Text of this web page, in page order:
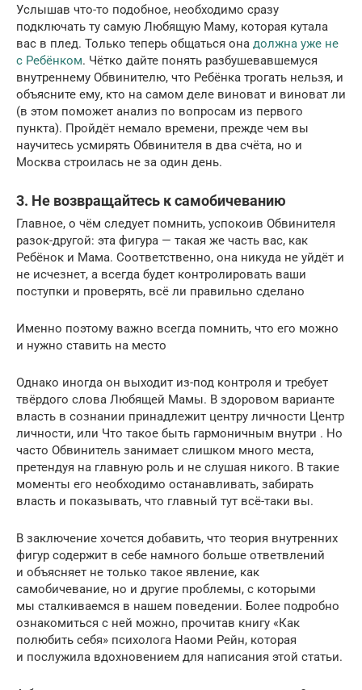
Услышав что-то подобное, необходимо сразу
подключать ту самую Любящую Маму, которая кутала
вас в плед. Только теперь общаться она должна уже не
с Ребёнком. Чётко дайте понять разбушевавшемуся
внутреннему Обвинителю, что Ребёнка трогать нельзя, и
объясните ему, кто на самом деле виноват и виноват ли
(в этом поможет анализ по вопросам из первого
пункта). Пройдёт немало времени, прежде чем вы
научитесь усмирять Обвинителя в два счёта, но и
Москва строилась не за один день.
3. Не возвращайтесь к самобичеванию
Главное, о чём следует помнить, успокоив Обвинителя
разок-другой: эта фигура — такая же часть вас, как
Ребёнок и Мама. Соответственно, она никуда не уйдёт и
не исчезнет, а всегда будет контролировать ваши
поступки и проверять, всё ли правильно сделано
Именно поэтому важно всегда помнить, что его можно
и нужно ставить на место
Однако иногда он выходит из-под контроля и требует
твёрдого слова Любящей Мамы. В здоровом варианте
власть в сознании принадлежит центру личности Центр
личности, или Что такое быть гармоничным внутри . Но
часто Обвинитель занимает слишком много места,
претендуя на главную роль и не слушая никого. В такие
моменты его необходимо останавливать, забирать
власть и показывать, что главный тут всё-таки вы.
В заключение хочется добавить, что теория внутренних
фигур содержит в себе намного больше ответвлений
и объясняет не только такое явление, как
самобичевание, но и другие проблемы, с которыми
мы сталкиваемся в нашем поведении. Более подробно
ознакомиться с ней можно, прочитав книгу «Как
полюбить себя» психолога Наоми Рейн, которая
и послужила вдохновением для написания этой статьи.